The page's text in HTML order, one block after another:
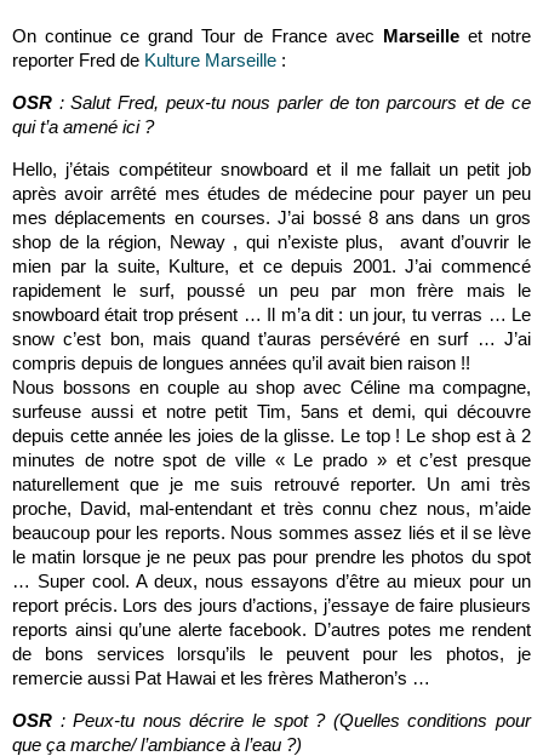
On continue ce grand Tour de France avec Marseille et notre
reporter Fred de Kulture Marseille :
OSR : Salut Fred, peux-tu nous parler de ton parcours et de ce
qui t’a amené ici ?
Hello, j’étais compétiteur snowboard et il me fallait un petit job
après avoir arrêté mes études de médecine pour payer un peu
mes déplacements en courses. J’ai bossé 8 ans dans un gros
shop de la région, Neway , qui n’existe plus, avant d’ouvrir le
mien par la suite, Kulture, et ce depuis 2001. J’ai commencé
rapidement le surf, poussé un peu par mon frère mais le
snowboard était trop présent … Il m’a dit : un jour, tu verras … Le
snow c’est bon, mais quand t’auras persévéré en surf … J’ai
compris depuis de longues années qu’il avait bien raison !!
Nous bossons en couple au shop avec Céline ma compagne,
surfeuse aussi et notre petit Tim, 5ans et demi, qui découvre
depuis cette année les joies de la glisse. Le top ! Le shop est à 2
minutes de notre spot de ville « Le prado » et c’est presque
naturellement que je me suis retrouvé reporter. Un ami très
proche, David, mal-entendant et très connu chez nous, m’aide
beaucoup pour les reports. Nous sommes assez liés et il se lève
le matin lorsque je ne peux pas pour prendre les photos du spot
… Super cool. A deux, nous essayons d’être au mieux pour un
report précis. Lors des jours d’actions, j’essaye de faire plusieurs
reports ainsi qu’une alerte facebook. D’autres potes me rendent
de bons services lorsqu’ils le peuvent pour les photos, je
remercie aussi Pat Hawai et les frères Matheron’s …
OSR : Peux-tu nous décrire le spot ? (Quelles conditions pour
que ça marche/ l’ambiance à l’eau ?)